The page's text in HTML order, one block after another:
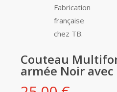
Couteau
armée Noir avec